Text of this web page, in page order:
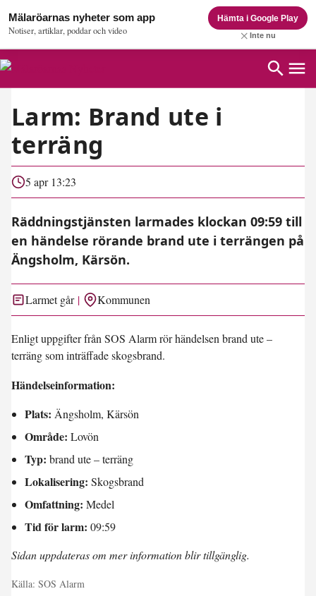
Mälaröarnas nyheter som app
Notiser, artiklar, poddar och video
Hämta i Google Play
Inte nu
Larm: Brand ute i
terräng
5 apr 13:23
Räddningstjänsten larmades klockan 09:59 till
en händelse rörande brand ute i terrängen på
Ängsholm, Kärsön.
Larmet går Kommunen
Enligt uppgifter från SOS Alarm rör händelsen brand ute –
terräng som inträffade skogsbrand.
Händelseinformation:
Plats: Ängsholm, Kärsön
Område: Lovön
Typ: brand ute – terräng
Lokalisering: Skogsbrand
Omfattning: Medel
Tid för larm: 09:59
Sidan uppdateras om mer information blir tillgänglig.
Källa: SOS Alarm